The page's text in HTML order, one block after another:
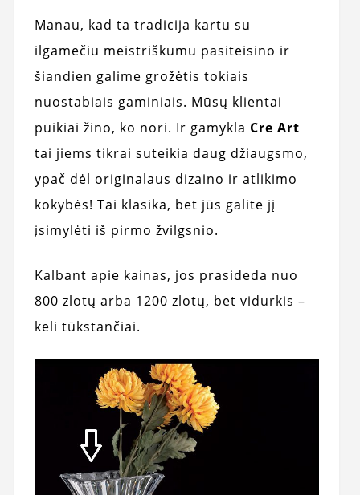
Manau, kad ta tradicija kartu su
ilgamečiu meistriškumu pasiteisino ir
šiandien galime grožėtis tokiais
nuostabiais gaminiais. Mūsų klientai
puikiai žino, ko nori. Ir gamykla Cre Art
tai jiems tikrai suteikia daug džiaugsmo,
ypač dėl originalaus dizaino ir atlikimo
kokybės! Tai klasika, bet jūs galite jį
įsimylėti iš pirmo žvilgsnio.
Kalbant apie kainas, jos prasideda nuo
800 zlotų arba 1200 zlotų, bet vidurkis –
keli tūkstančiai.